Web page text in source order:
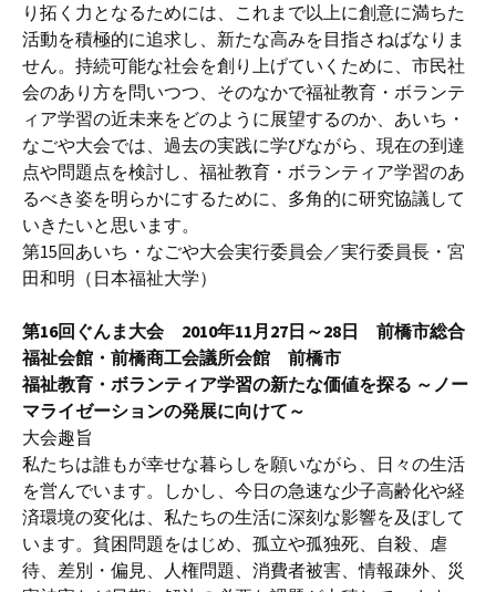
り拓く力となるためには、これまで以上に創意に満ちた
活動を積極的に追求し、新たな高みを目指さねばなりま
せん。持続可能な社会を創り上げていくために、市民社
会のあり方を問いつつ、そのなかで福祉教育・ボランテ
ィア学習の近未来をどのように展望するのか、あいち・
なごや大会では、過去の実践に学びながら、現在の到達
点や問題点を検討し、福祉教育・ボランティア学習のあ
るべき姿を明らかにするために、多角的に研究協議して
いきたいと思います。
第15回あいち・なごや大会実行委員会／実行委員長・宮
田和明（日本福祉大学）
第16回ぐんま大会 2010年11月27日～28日 前橋市総合
福祉会館・前橋商工会議所会館 前橋市
福祉教育・ボランティア学習の新たな価値を探る ～ノー
マライゼーションの発展に向けて～
大会趣旨
私たちは誰もが幸せな暮らしを願いながら、日々の生活
を営んでいます。しかし、今日の急速な少子高齢化や経
済環境の変化は、私たちの生活に深刻な影響を及ぼして
います。貧困問題をはじめ、孤立や孤独死、自殺、虐
待、差別・偏見、人権問題、消費者被害、情報疎外、災